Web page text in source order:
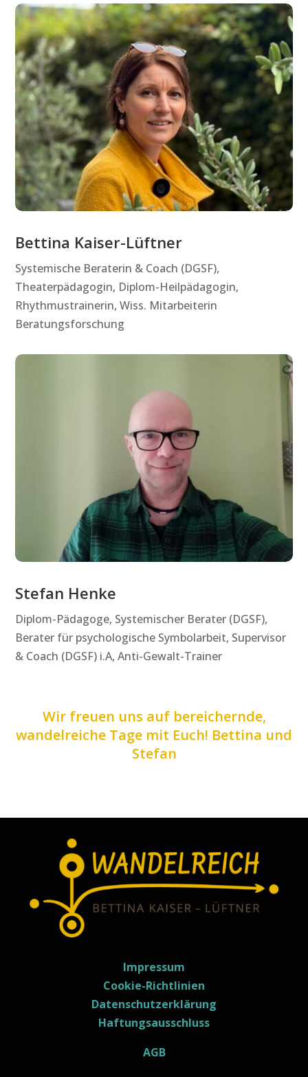
Bettina Kaiser-Lüftner
Systemische Beraterin & Coach (DGSF),
Theaterpädagogin, Diplom-Heilpädagogin,
Rhythmustrainerin, Wiss. Mitarbeiterin
Beratungsforschung
Stefan Henke
Diplom-Pädagoge, Systemischer Berater (DGSF),
Berater für psychologische Symbolarbeit, Supervisor
& Coach (DGSF) i.A, Anti-Gewalt-Trainer
Wir freuen uns auf bereichernde,
wandelreiche Tage mit Euch! Bettina und
Stefan
Impressum
Cookie-Richtlinien
Datenschutzerklärung
Haftungsausschluss
AGB